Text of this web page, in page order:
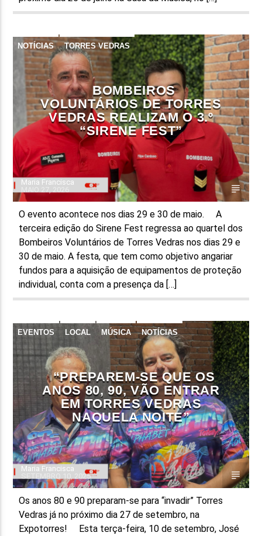
NOTÍCIAS TORRES VEDRAS
BOMBEIROS
VOLUNTÁRIOS DE TORRES
VEDRAS REALIZAM O 3.º
“SIRENE FEST”
Maria Francisca
O evento acontece nos dias 29 e 30 de maio. A
terceira edição do Sirene Fest regressa ao quartel dos
Bombeiros Voluntários de Torres Vedras nos dias 29 e
30 de maio. A festa, que tem como objetivo angariar
fundos para a aquisição de equipamentos de proteção
individual, conta com a presença da […]
EVENTOS LOCAL MÚSICA NOTÍCIAS
TORRES VEDRAS
“PREPAREM-SE QUE OS
ANOS 80, 90, VÃO ENTRAR
EM TORRES VEDRAS
NAQUELA NOITE”
Maria Francisca
SETEMBRO 10, 2025
Os anos 80 e 90 preparam-se para “invadir” Torres
Vedras já no próximo dia 27 de setembro, na
Expotorres! Esta terça-feira, 10 de setembro, José